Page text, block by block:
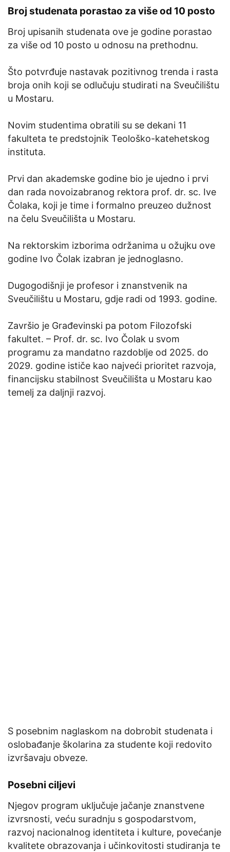
Broj studenata porastao za više od 10 posto
Broj upisanih studenata ove je godine porastao
za više od 10 posto u odnosu na prethodnu.
Što potvrđuje nastavak pozitivnog trenda i rasta
broja onih koji se odlučuju studirati na Sveučilištu
u Mostaru.
Novim studentima obratili su se dekani 11
fakulteta te predstojnik Teološko-katehetskog
instituta.
Prvi dan akademske godine bio je ujedno i prvi
dan rada novoizabranog rektora prof. dr. sc. Ive
Čolaka, koji je time i formalno preuzeo dužnost
na čelu Sveučilišta u Mostaru.
Na rektorskim izborima održanima u ožujku ove
godine Ivo Čolak izabran je jednoglasno.
Dugogodišnji je profesor i znanstvenik na
Sveučilištu u Mostaru, gdje radi od 1993. godine.
Završio je Građevinski pa potom Filozofski
fakultet. – Prof. dr. sc. Ivo Čolak u svom
programu za mandatno razdoblje od 2025. do
2029. godine ističe kao najveći prioritet razvoja,
financijsku stabilnost Sveučilišta u Mostaru kao
temelj za daljnji razvoj.
S posebnim naglaskom na dobrobit studenata i
oslobađanje školarina za studente koji redovito
izvršavaju obveze.
Posebni ciljevi
Njegov program uključuje jačanje znanstvene
izvrsnosti, veću suradnju s gospodarstvom,
razvoj nacionalnog identiteta i kulture, povećanje
kvalitete obrazovanja i učinkovitosti studiranja te